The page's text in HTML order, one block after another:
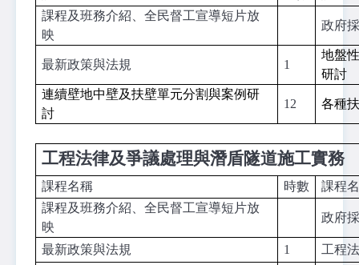
課程及班務介紹、全民督工宣導短片放
映
政府
最新政策與法規 1
地盤
研討
連續壁地中壁及扶壁單元分割與案例研
討
12 各種
工程法律及爭議處理與潛盾隧道施工實務
課程名稱 時數
課程
課程及班務介紹、全民督工宣導短片放
映
政府
最新政策與法規 1
工程